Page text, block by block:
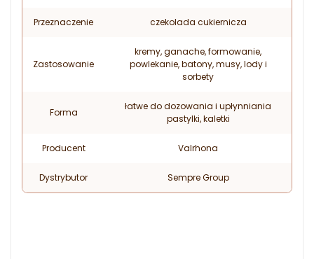
Przeznaczenie czekolada cukiernicza
Zastosowanie
kremy, ganache, formowanie,
powlekanie, batony, musy, lody i
sorbety
Forma
łatwe do dozowania i upłynniania
pastylki, kaletki
Producent Valrhona
Dystrybutor Sempre Group